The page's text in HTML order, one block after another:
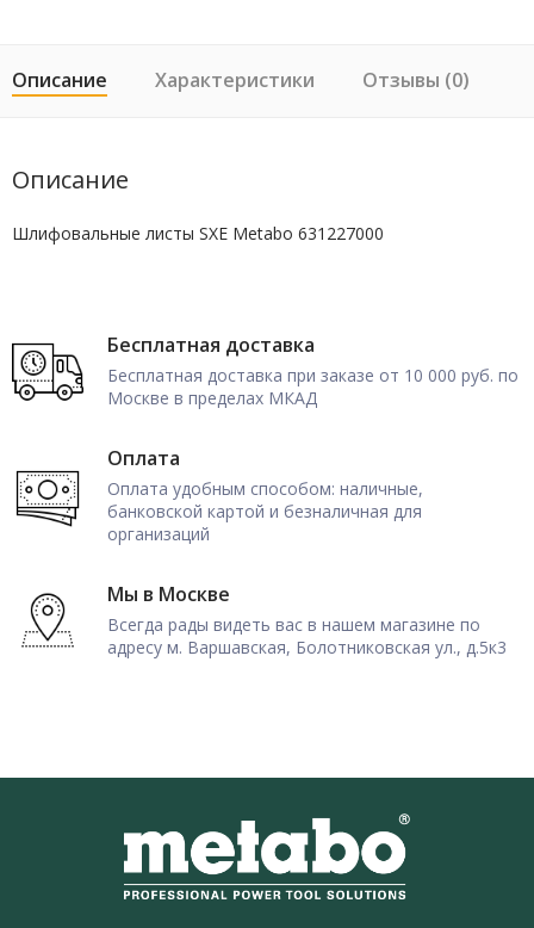
Описание Характеристики Отзывы (0)
Описание
Шлифовальные листы SXE Metabo 631227000
Бесплатная доставка
Бесплатная доставка при заказе от 10 000 руб. по
Москве в пределах МКАД
Оплата
Оплата удобным способом: наличные,
банковской картой и безналичная для
организаций
Мы в Москве
Всегда рады видеть вас в нашем магазине по
адресу м. Варшавская, Болотниковская ул., д.5к3